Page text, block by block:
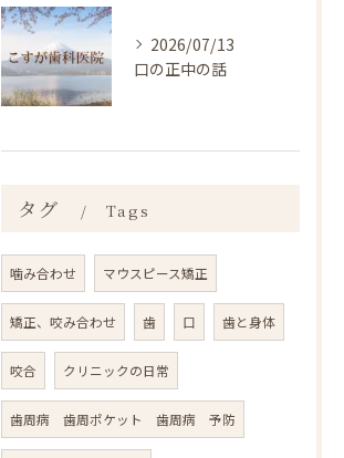
2026/07/13
口の正中の話
タグ Tags
噛み合わせ マウスピース矯正
矯正、咬み合わせ 歯 口 歯と身体
咬合 クリニックの日常
歯周病 歯周ポケット 歯周病 予防